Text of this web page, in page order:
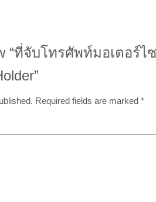
“ที่จับโทรศัพท์มอเตอร์
Required fields are marked*